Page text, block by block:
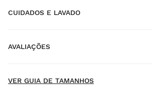
Entrega no domicílio
CUIDADOS E LAVADO
AVALIAÇÕES
VER GUIA DE TAMANHOS